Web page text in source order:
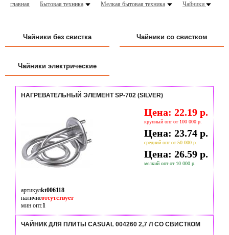
главная Бытовая техника Мелкая бытовая техника Чайники
Чайники без свистка Чайники со свистком
Чайники электрические
НАГРЕВАТЕЛЬНЫЙ ЭЛЕМЕНТ SP-702 (SILVER)
Цена: 22.19 р.
крупный опт от 100 000 р.
Цена: 23.74 р.
средний опт от 50 000 р.
Цена: 26.59 р.
мелкий опт от 10 000 р.
артикулkt006118
наличиеотсутствует
мин опт.1
ЧАЙНИК ДЛЯ ПЛИТЫ CASUAL 004260 2,7 Л СО СВИСТКОМ